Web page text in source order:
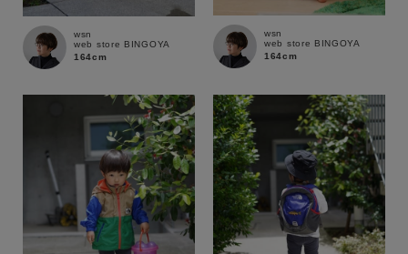
wsn
web store BINGOYA
164cm
wsn
web store BINGOYA
164cm